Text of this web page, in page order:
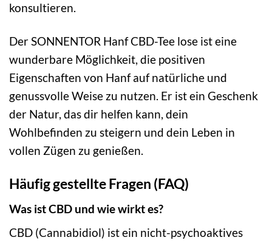
konsultieren.
Der SONNENTOR Hanf CBD-Tee lose ist eine
wunderbare Möglichkeit, die positiven
Eigenschaften von Hanf auf natürliche und
genussvolle Weise zu nutzen. Er ist ein Geschenk
der Natur, das dir helfen kann, dein
Wohlbefinden zu steigern und dein Leben in
vollen Zügen zu genießen.
Häufig gestellte Fragen (FAQ)
Was ist CBD und wie wirkt es?
CBD (Cannabidiol) ist ein nicht-psychoaktives